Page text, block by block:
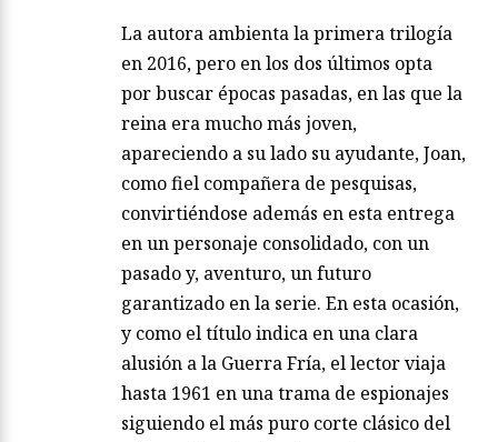
La autora ambienta la primera trilogía
en 2016, pero en los dos últimos opta
por buscar épocas pasadas, en las que la
reina era mucho más joven,
apareciendo a su lado su ayudante, Joan,
como fiel compañera de pesquisas,
convirtiéndose además en esta entrega
en un personaje consolidado, con un
pasado y, aventuro, un futuro
garantizado en la serie. En esta ocasión,
y como el título indica en una clara
alusión a la Guerra Fría, el lector viaja
hasta 1961 en una trama de espionajes
siguiendo el más puro corte clásico del